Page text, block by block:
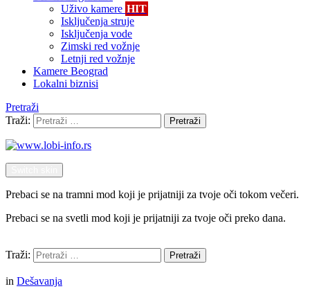
Uživo kamere HIT
Isključenja struje
Isključenja vode
Zimski red vožnje
Letnji red vožnje
Kamere Beograd
Lokalni biznisi
Pretraži
Traži:
Pretraži
Prebaci se na tramni mod koji je prijatniji za tvoje oči tokom večeri.
Prebaci se na svetli mod koji je prijatniji za tvoje oči preko dana.
Traži:
Pretraži
in Dešavanja